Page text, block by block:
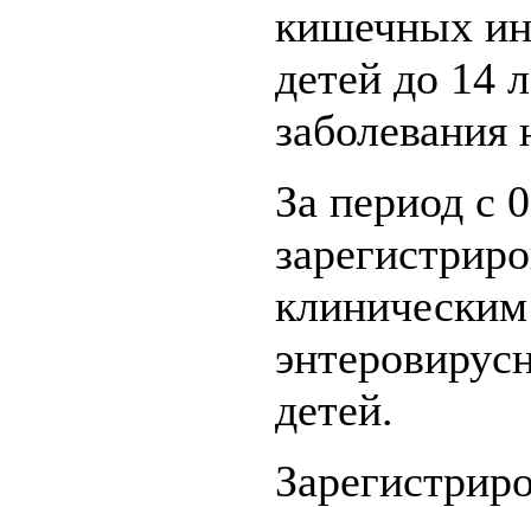
кишечных
детей до 14
заболевания
За период с
детей.